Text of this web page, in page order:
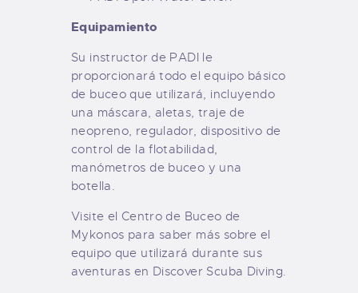
Equipamiento
Su instructor de PADI le
proporcionará todo el equipo básico
de buceo que utilizará, incluyendo
una máscara, aletas, traje de
neopreno, regulador, dispositivo de
control de la flotabilidad,
manómetros de buceo y una
botella.
Visite el Centro de Buceo de
Mykonos para saber más sobre el
equipo que utilizará durante sus
aventuras en Discover Scuba Diving.